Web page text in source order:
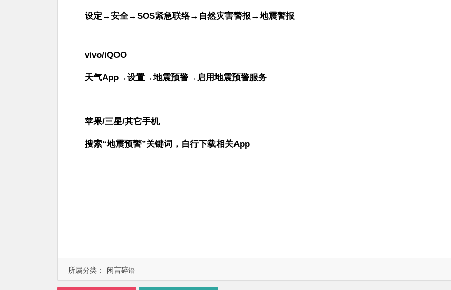
设定→安全→SOS紧急联络→自然灾害警报→地震警报
vivo/iQOO
天气App→设置→地震预警→启用地震预警服务
苹果/三星/其它手机
搜索“地震预警”关键词，自行下载相关App
所属分类： 闲言碎语